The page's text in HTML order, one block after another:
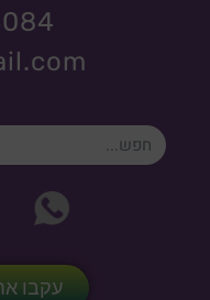
חיפוש
עקבו